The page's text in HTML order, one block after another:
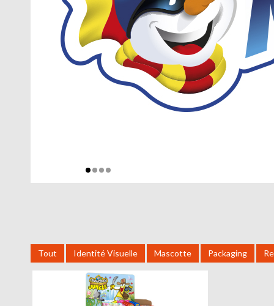
Tout Identité Visuelle Mascotte Packaging